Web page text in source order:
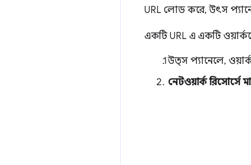
URL লোড করে, উৎস
একটি URL এ একটি
উত্স প্যানেলে,
নেটওয়ার্ক রিসোর্সে